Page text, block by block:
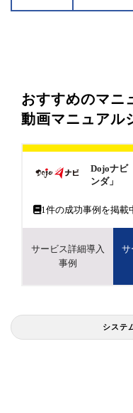
おすすめのマニ
動画マニュアル
Dojoナビ
ンダ」
1件の成功事例を掲載
サービス詳細導入
事例
サ
システ